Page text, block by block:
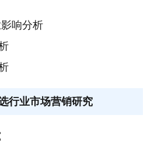
响分析
行业市场营销研究